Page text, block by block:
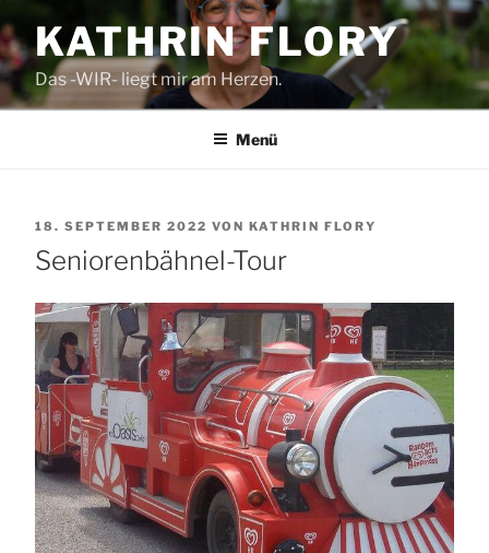
Inhalt
springenKATHRIN FLORY
Das -WIR- liegt mir am Herzen.
Menü
VERÖFFENTLICHT
AM
18. SEPTEMBER 2022 VON KATHRIN FLORY
Seniorenbähnel-Tour